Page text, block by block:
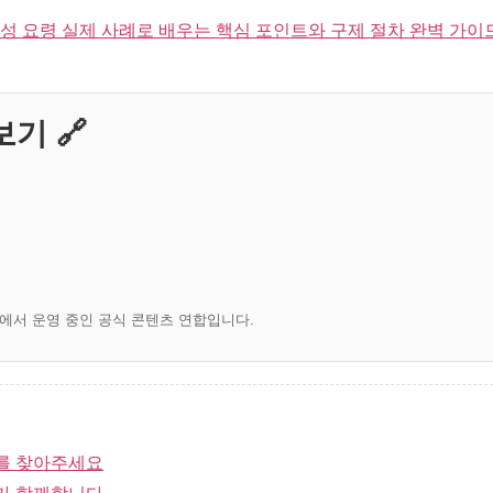
요령 실제 사례로 배우는 핵심 포인트와 구제 절차 완벽 가이
기 🔗
서 운영 중인 공식 콘텐츠 연합입니다.
찾아주세요